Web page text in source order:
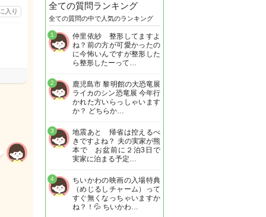
入り
全ての質問ランキング
全ての質問の中で人気のランキング
仲里依紗 整形してますよ
ね？前の方が可愛かったの
に今怖いんですが整形した
ら整形したーって…
1
鹿児島市 黎明館の大恐竜展
ライカのシン恐竜展 今年行
かれた方いらっしゃいます
か？ どちらか…
2
地震あと 帰省は控えるべ
きですよね？ 夫の実家が熊
本で お盆前に２泊3日で
実家に泊まる予定…
3
ちいかわの映画の入場特典
（めじるしチャーム）って
すぐ無くなっちゃいますか
ね？！💦 ちいかわ…
4